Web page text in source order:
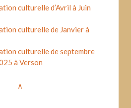
culturelle d’Avril à Juin
culturelle de Janvier à
culturelle de septembre
à Verson
∧